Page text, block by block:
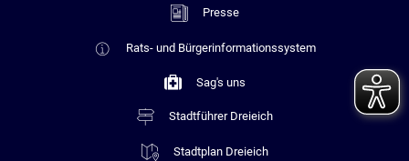
Presse
Rats- und Bürgerinformationssystem
Sag's uns
Stadtführer Dreieich
Stadtplan Dreieich